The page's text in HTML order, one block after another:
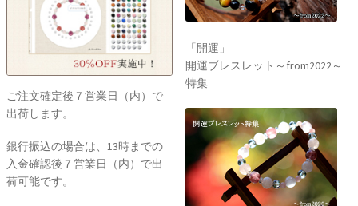
ご注文確定後７営業日（内）で
出荷します。
銀行振込の場合は、13時までの
入金確認後７営業日（内）で出
荷可能です。
「開運」
開運ブレスレット～from2022～
特集